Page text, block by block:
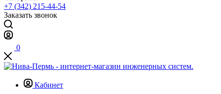
+7 (342) 215-44-54
Заказать звонок
0
Кабинет